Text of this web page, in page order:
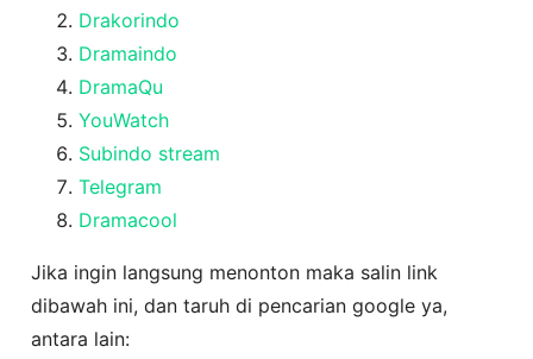
Drakorindo
Dramaindo
DramaQu
YouWatch
Subindo stream
Telegram
Dramacool
Jika ingin langsung menonton maka salin link
dibawah ini, dan taruh di pencarian google ya,
antara lain: